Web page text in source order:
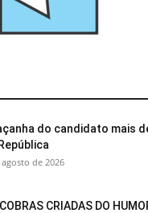
do candidato mais
agosto de 2026
CRIADAS DO